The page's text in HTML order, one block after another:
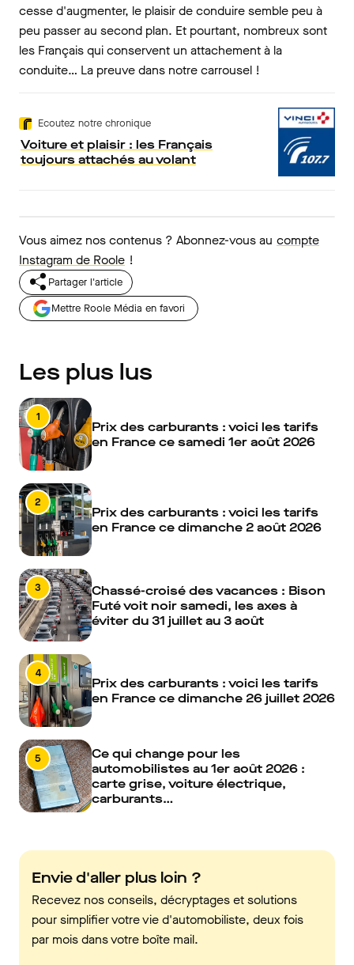
cesse d'augmenter, le plaisir de conduire semble peu à
peu passer au second plan. Et pourtant, nombreux sont
les Français qui conservent un attachement à la
conduite… La preuve dans notre carrousel !
Ecoutez notre chronique
Voiture et plaisir : les Français
toujours attachés au volant
Vous aimez nos contenus ? Abonnez-vous au compte
Instagram de Roole !
Partager l'article
Mettre Roole Média en favori
Les plus lus
1
Prix des carburants : voici les tarifs
en France ce samedi 1er août 2026
2
Prix des carburants : voici les tarifs
en France ce dimanche 2 août 2026
3
Chassé-croisé des vacances : Bison
Futé voit noir samedi, les axes à
éviter du 31 juillet au 3 août
4
Prix des carburants : voici les tarifs
en France ce dimanche 26 juillet 2026
5
Ce qui change pour les
automobilistes au 1er août 2026 :
carte grise, voiture électrique,
carburants…
Envie d'aller plus loin ?
Recevez nos conseils, décryptages et solutions
pour simplifier votre vie d'automobiliste, deux fois
par mois dans votre boîte mail.